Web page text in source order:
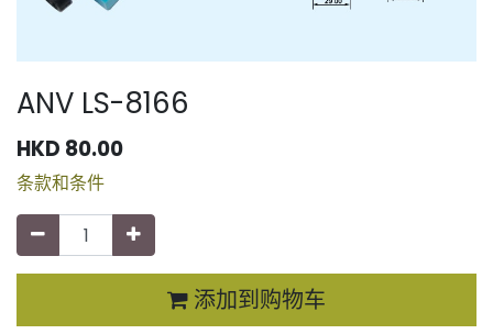
ANV LS-8166
HKD 80.00
条款和条件
添加到购物车